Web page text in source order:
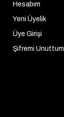
Hesabım
Yeni Üyelik
Üye Girişi
Şifremi Unuttum